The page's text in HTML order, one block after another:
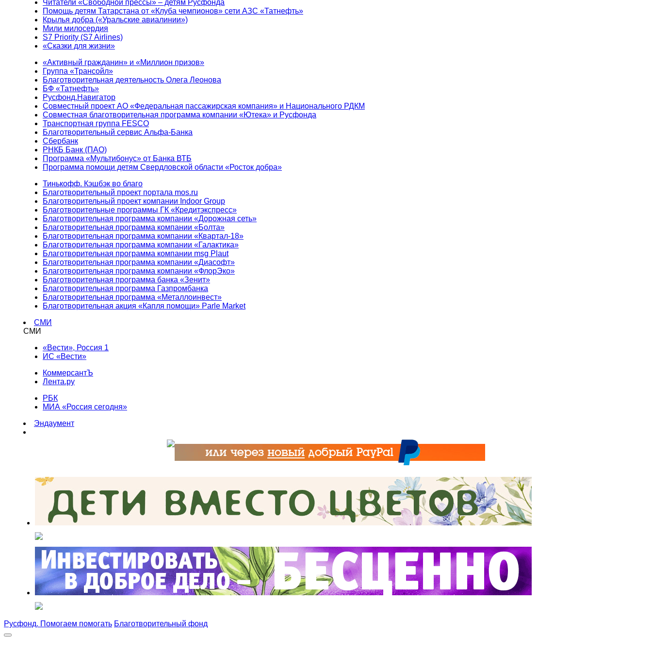
Читатели «Свободной прессы» – детям Русфонда
Помощь детям Татарстана от «Клуба чемпионов» сети АЗС «Татнефть»
Крылья добра («Уральские авиалинии»)
Мили милосердия
S7 Priority (S7 Airlines)
«Сказки для жизни»
«Активный гражданин» и «Миллион призов»
Группа «Трансойл»
Благотворительная деятельность Олега Леонова
БФ «Татнефть»
Русфонд.Навигатор
Совместный проект АО «Федеральная пассажирская компания» и Национального РДКМ
Совместная благотворительная программа компании «Ютека» и Русфонда
Транспортная группа FESCO
Благотворительный сервис Альфа-Банка
Сбербанк
РНКБ Банк (ПАО)
Программа «Мультибонус» от Банка ВТБ
Программа помощи детям Свердловской области «Росток добра»
Тинькофф. Кэшбэк во благо
Благотворительный проект портала mos.ru
Благотворительный проект компании Indoor Group
Благотворительные программы ГК «Кредитэкспресс»
Благотворительная программа компании «Дорожная сеть»
Благотворительная программа компании «Болта»
Благотворительная программа компании «Квартал-18»
Благотворительная программа компании «Галактика»
Благотворительная программа компании msg Plaut
Благотворительная программа компании «Диасофт»
Благотворительная программа компании «ФлорЭко»
Благотворительная программа банка «Зенит»
Благотворительная программа Газпромбанка
Благотворительная программа «Металлоинвест»
Благотворительная акция «Капля помощи» Parle Market
СМИ
СМИ
«Вести», Россия 1
ИС «Вести»
КоммерсантЪ
Лента.ру
РБК
МИА «Россия сегодня»
Эндаумент
Русфонд. Помогаем помогать Благотворительный фонд